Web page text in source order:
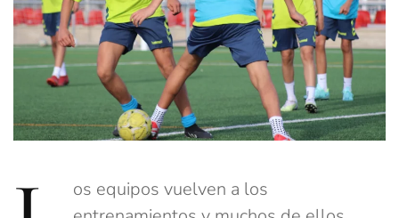
os equipos vuelven a los